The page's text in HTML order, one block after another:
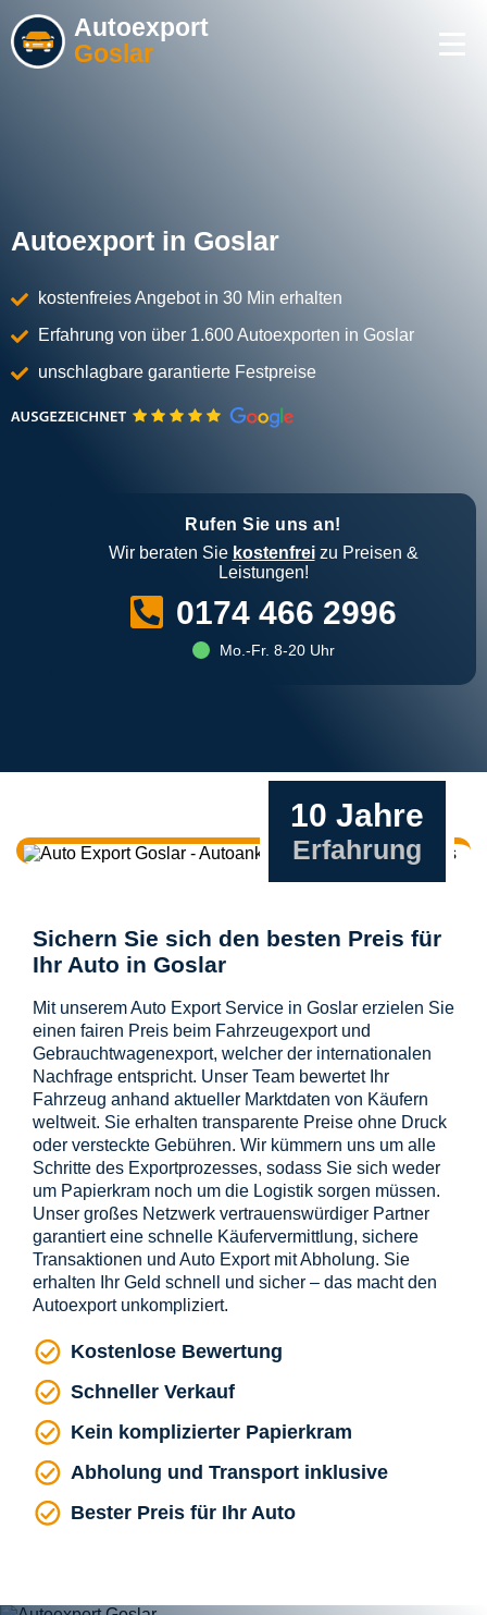
Autoexport
Goslar
Autoexport in Goslar
kostenfreies Angebot in 30 Min erhalten
Erfahrung von über 1.600 Autoexporten in Goslar
unschlagbare garantierte Festpreise
Rufen Sie uns an!
Wir beraten Sie kostenfreizu Preisen &
Leistungen!
0174 466 2996
Mo.-Fr. 8-20 Uhr
10 Jahre
Erfahrung
Sichern Sie sich den besten Preis für
Ihr Auto in Goslar
Mit unserem Auto Export Service in Goslar erzielen Sie
einen fairen Preis beim Fahrzeugexport und
Gebrauchtwagenexport, welcher der internationalen
Nachfrage entspricht. Unser Team bewertet Ihr
Fahrzeug anhand aktueller Marktdaten von Käufern
weltweit. Sie erhalten transparente Preise ohne Druck
oder versteckte Gebühren. Wir kümmern uns um alle
Schritte des Exportprozesses, sodass Sie sich weder
um Papierkram noch um die Logistik sorgen müssen.
Unser großes Netzwerk vertrauenswürdiger Partner
garantiert eine schnelle Käufervermittlung, sichere
Transaktionen und Auto Export mit Abholung. Sie
erhalten Ihr Geld schnell und sicher – das macht den
Autoexport unkompliziert.
Kostenlose Bewertung
Schneller Verkauf
Kein komplizierter Papierkram
Abholung und Transport inklusive
Bester Preis für Ihr Auto